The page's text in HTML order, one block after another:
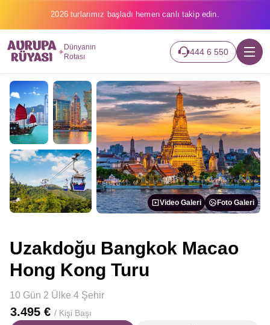
2026 turlarımız başladı hemen canlı takip edin.
Dünyanın
Rotası
444 6 550
Video Galeri Foto Galeri
Uzakdoğu Bangkok Macao
Hong Kong Turu
10 Gün 2 Ülke 4 Şehir
3.495 € / Kişi Başı